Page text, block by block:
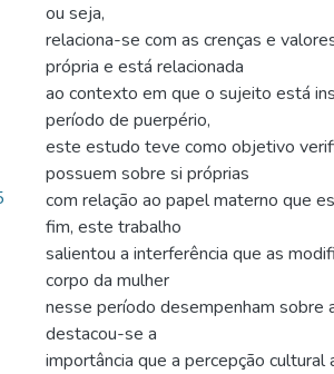
ou seja,
relaciona-se com as crenças e
própria e está relacionada
ao contexto em que o sujeito está
período de puerpério,
este estudo teve como objetivo
possuem sobre si próprias
com relação ao papel materno que
fim, este trabalho
salientou a interferência que as
corpo da mulher
nesse período desempenham sobre
destacou-se a
importância que a percepção